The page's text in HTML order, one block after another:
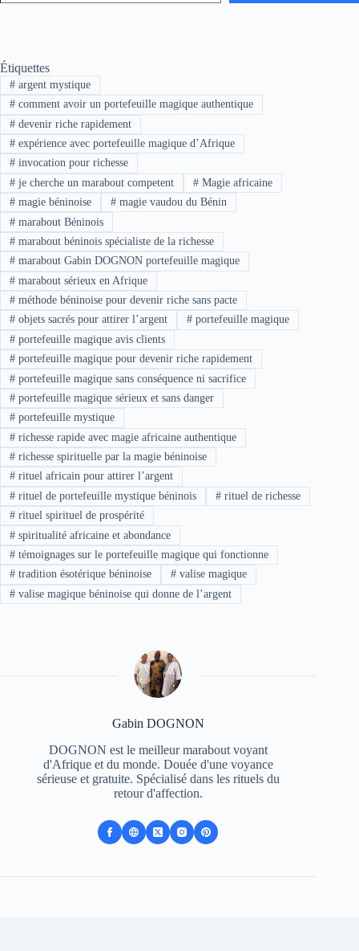
Étiquettes
#argent mystique
#comment avoir un portefeuille magique authentique
#devenir riche rapidement
#expérience avec portefeuille magique d’Afrique
#invocation pour richesse
#je cherche un marabout competent #Magie africaine
#magie béninoise #magie vaudou du Bénin
#marabout Béninois
#marabout béninois spécialiste de la richesse
#marabout Gabin DOGNON portefeuille magique
#marabout sérieux en Afrique
#méthode béninoise pour devenir riche sans pacte
#objets sacrés pour attirer l’argent #portefeuille magique
#portefeuille magique avis clients
#portefeuille magique pour devenir riche rapidement
#portefeuille magique sans conséquence ni sacrifice
#portefeuille magique sérieux et sans danger
#portefeuille mystique
#richesse rapide avec magie africaine authentique
#richesse spirituelle par la magie béninoise
#rituel africain pour attirer l’argent
#rituel de portefeuille mystique béninois #rituel de richesse
#rituel spirituel de prospérité
#spiritualité africaine et abondance
#témoignages sur le portefeuille magique qui fonctionne
#tradition ésotérique béninoise #valise magique
#valise magique béninoise qui donne de l’argent
Gabin DOGNON
DOGNON est le meilleur marabout voyant
d'Afrique et du monde. Douée d'une voyance
sérieuse et gratuite. Spécialisé dans les rituels du
retour d'affection.